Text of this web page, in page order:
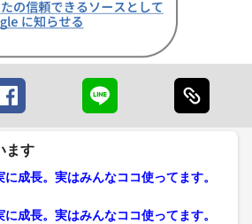
ます
成長。実はみんなココ使ってます。
成長。実はみんなココ使ってます。